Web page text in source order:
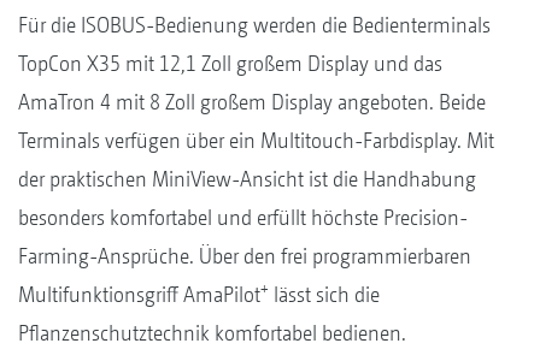
Für die ISOBUS-Bedienung werden die Bedienterminals
TopCon X35 mit 12,1 Zoll großem Display und das
AmaTron 4 mit 8 Zoll großem Display angeboten. Beide
Terminals verfügen über ein Multitouch-Farbdisplay. Mit
der praktischen MiniView-Ansicht ist die Handhabung
besonders komfortabel und erfüllt höchste Precision-
Farming-Ansprüche. Über den frei programmierbaren
Multifunktionsgriff AmaPilot+ lässt sich die
Pflanzenschutztechnik komfortabel bedienen.